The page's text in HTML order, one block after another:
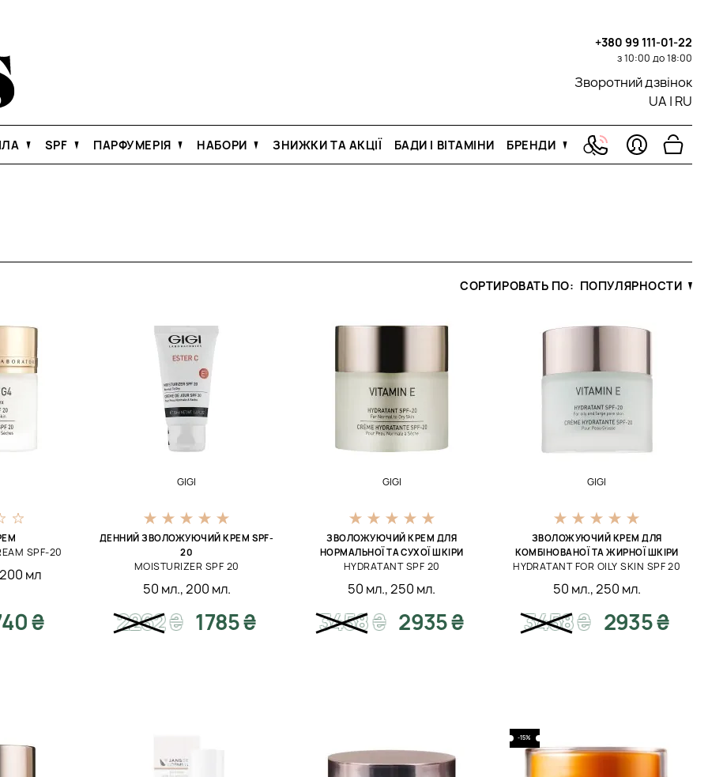
+380 99 111-01-22
з 10:00 до 18:00
Зворотний дзвінок
UA | RU
SPF ПАРФУМЕРІЯ НАБОРИ ЗНИЖКИ ТА АКЦІЇ БАДИ І ВІТАМІНИ БРЕНДИ
СОРТИРОВАТЬ ПО: ПОПУЛЯРНОСТИ
SPF-20
200 мл
₴
GIGI
ДЕННИЙ ЗВОЛОЖУЮЧИЙ КРЕМ SPF-
20
MOISTURIZER SPF 20
50 мл.,200 мл.
2262₴ 1785 ₴
GIGI
ЗВОЛОЖУЮЧИЙ КРЕМ ДЛЯ
НОРМАЛЬНОЇ ТА СУХОЇ ШКІРИ
HYDRATANT SPF 20
50 мл.,250 мл.
3458₴ 2935 ₴
GIGI
ЗВОЛОЖУЮЧИЙ КРЕМ ДЛЯ
КОМБІНОВАНОЇ ТА ЖИРНОЇ ШКІРИ
HYDRATANT FOR OILY SKIN SPF 20
50 мл.,250 мл.
3458₴ 2935 ₴
-15%